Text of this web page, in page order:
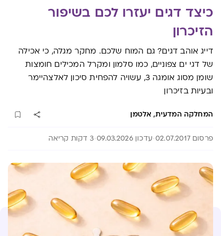
כיצד דגים יעזרו לכם בשיפור
הזיכרון
דייג אוהב דגים? גם המוח שלכם. מחקר מגלה, כי אכילה
של דגי ים צפוניים, כמו סלמון ומקרל המכילים חומצות
שומן מסוג אומגה 3, עשויה להפחית סיכון לאלצהיימר
ובעיות בזיכרון
המחלקה המדעית, אלטמן
פרסום 02.07.2017 עדכון 09.03.2026 3 דקות קריאה